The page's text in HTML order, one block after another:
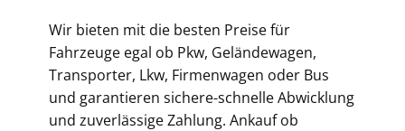
Wir bieten mit die besten Preise für
Fahrzeuge egal ob Pkw, Geländewagen,
Transporter, Lkw, Firmenwagen oder Bus
und garantieren sichere-schnelle Abwicklung
und zuverlässige Zahlung. Ankauf ob